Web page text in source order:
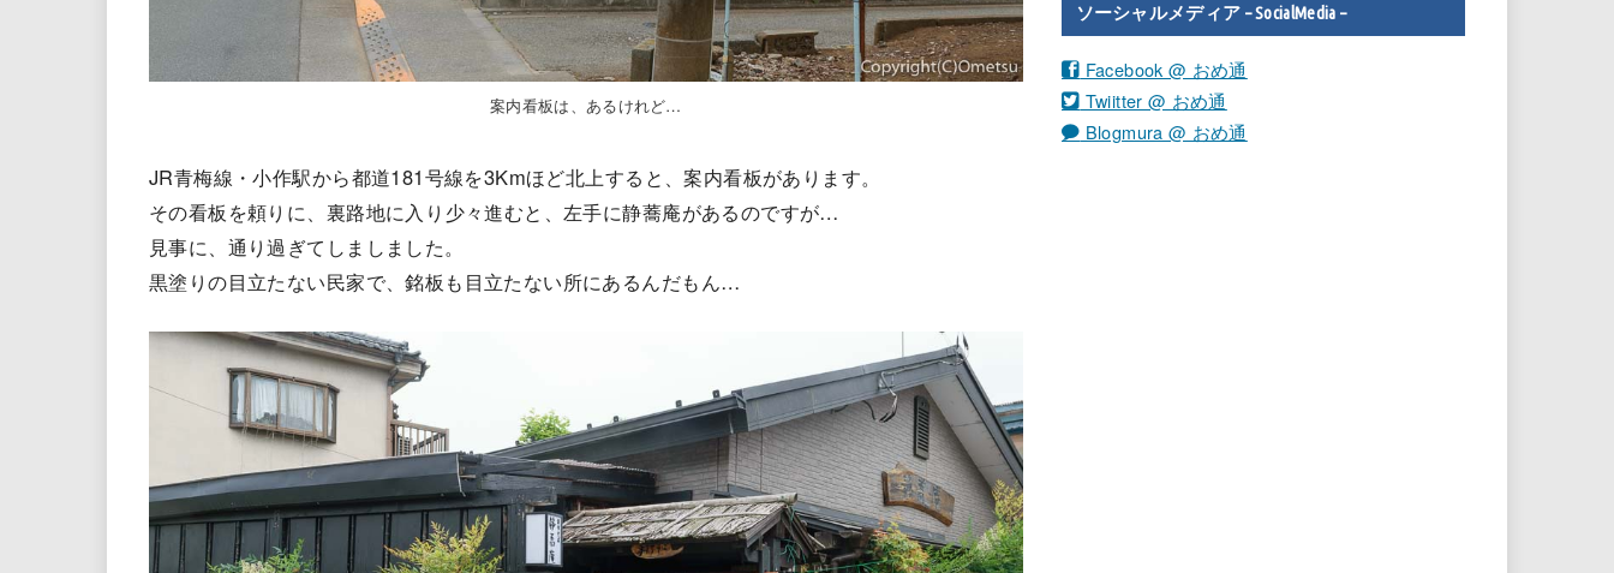
案内看板は、あるけれど…
JR青梅線・小作駅から都道181号線を3Kmほど北上すると、案内看板があります。
その看板を頼りに、裏路地に入り少々進むと、左手に静蕎庵があるのですが…
見事に、通り過ぎてしましました。
黒塗りの目立たない民家で、銘板も目立たない所にあるんだもん…
ソーシャルメディア – SocialMedia –
Facebook @ おめ通
Twiitter @ おめ通
Blogmura @ おめ通